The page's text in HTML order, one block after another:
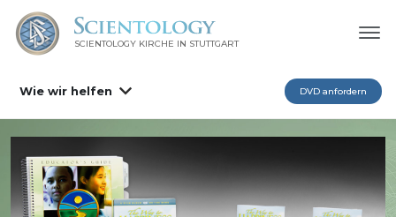
SCIENTOLOGY KIRCHE IN STUTTGART
Wie wir helfen DVD anfordern